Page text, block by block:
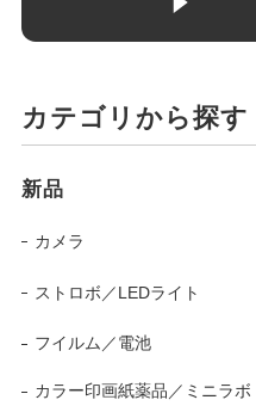
カテゴリから探す
新品
カメラ
ストロボ／LEDライト
フイルム／電池
カラー印画紙薬品／ミニラボ